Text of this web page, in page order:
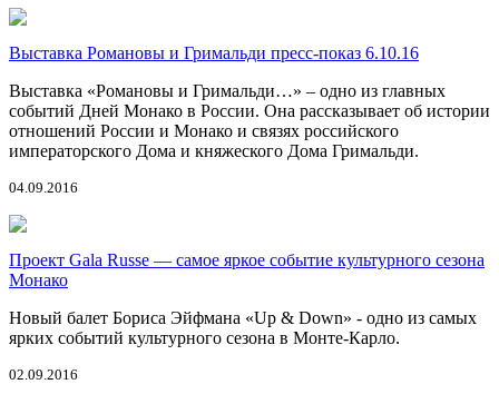
Выставка Романовы и Гримальди пресс-показ 6.10.16
Выставка «Романовы и Гримальди…» – одно из главных
событий Дней Монако в России. Она рассказывает об истории
отношений России и Монако и связях российского
императорского Дома и княжеского Дома Гримальди.
04.09.2016
Проект Gala Russe — самое яркое событие культурного сезона
Монако
Новый балет Бориса Эйфмана «Up & Down» - одно из самых
ярких событий культурного сезона в Монте-Карло.
02.09.2016